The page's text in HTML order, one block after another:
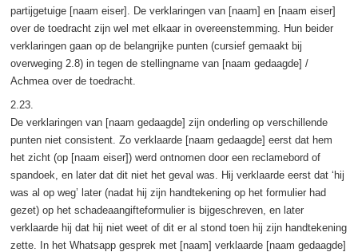
partijgetuige [naam eiser]. De verklaringen van [naam] en [naam eiser]
over de toedracht zijn wel met elkaar in overeenstemming. Hun beider
verklaringen gaan op de belangrijke punten (cursief gemaakt bij
overweging 2.8) in tegen de stellingname van [naam gedaagde] /
Achmea over de toedracht.
2.23.
De verklaringen van [naam gedaagde] zijn onderling op verschillende
punten niet consistent. Zo verklaarde [naam gedaagde] eerst dat hem
het zicht (op [naam eiser]) werd ontnomen door een reclamebord of
spandoek, en later dat dit niet het geval was. Hij verklaarde eerst dat ‘hij
was al op weg’ later (nadat hij zijn handtekening op het formulier had
gezet) op het schadeaangifteformulier is bijgeschreven, en later
verklaarde hij dat hij niet weet of dit er al stond toen hij zijn handtekening
zette. In het Whatsapp gesprek met [naam] verklaarde [naam gedaagde]